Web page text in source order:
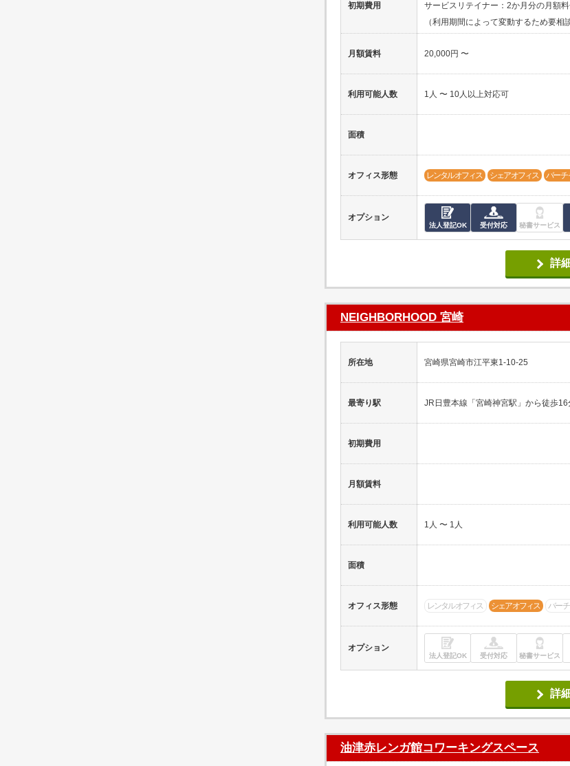
初期費用
サービスリテイナー：2か月分の月額
（利用期間によって変動するため要相談
月額賃料 20,000円 〜
利用可能人数 1人 〜 10人以上対応可
面積
オフィス形態 レンタルオフィス シェアオフィス バーチ
オプション
法人登記OK 受付対応 秘書サービス
詳
NEIGHBORHOOD 宮崎
所在地 宮崎県宮崎市江平東1-10-25
最寄り駅 JR日豊本線「宮崎神宮駅」から徒歩16
初期費用
月額賃料
利用可能人数 1人 〜 1人
面積
オフィス形態 レンタルオフィス シェアオフィス バー
オプション
法人登記OK 受付対応 秘書サービス
詳
油津赤レンガ館コワーキングスペース